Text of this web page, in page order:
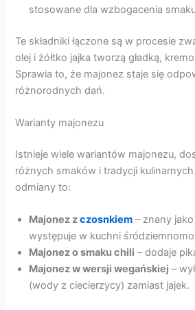
stosowane dla wzbogacenia
Te składniki łączone są w procesie
olej i żółtko jajka tworzą gładką,
Sprawia to, że majonez staje się
różnorodnych dań.
Warianty majonezu
Istnieje wiele wariantów majonezu,
różnych smaków i tradycji
odmiany to:
Majonez zczosnkiem – znany
występuje w kuchni
Majonez o smaku chili – dodaje
Majonez w wersji wegańskiej –
(wody z ciecierzycy) zamiast jajek.